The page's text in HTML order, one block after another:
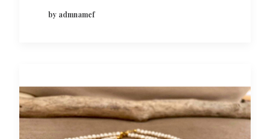
by admnamef